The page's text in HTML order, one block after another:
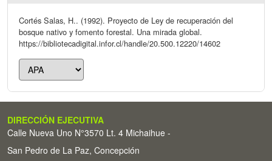
Cortés Salas, H.. (1992). Proyecto de Ley de recuperación del
bosque nativo y fomento forestal. Una mirada global.
https://bibliotecadigital.infor.cl/handle/20.500.12220/14602
DIRECCIÓN EJECUTIVA
Calle Nueva Uno N°3570 Lt. 4 Michaihue -
San Pedro de La Paz, Concepción